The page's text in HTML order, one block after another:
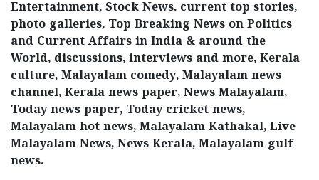
Entertainment, Stock News. current top stories,
photo galleries, Top Breaking News on Politics
and Current Affairs in India & around the
World, discussions, interviews and more, Kerala
culture, Malayalam comedy, Malayalam news
channel, Kerala news paper, News Malayalam,
Today news paper, Today cricket news,
Malayalam hot news, Malayalam Kathakal, Live
Malayalam News, News Kerala, Malayalam gulf
news.